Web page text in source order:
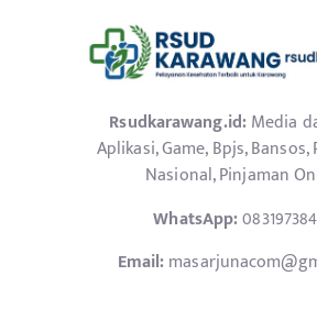
Rsudkarawang.id:Media
Aplikasi, Game, Bpjs,
Nasional, Pinjaman
WhatsApp:
Email: